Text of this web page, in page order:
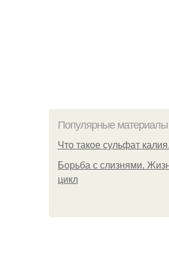
Популярные материалы
Что такое сульфат
Борьба с слизнями.
цикл